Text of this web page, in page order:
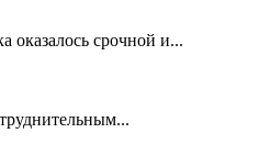
оказалось срочной и...